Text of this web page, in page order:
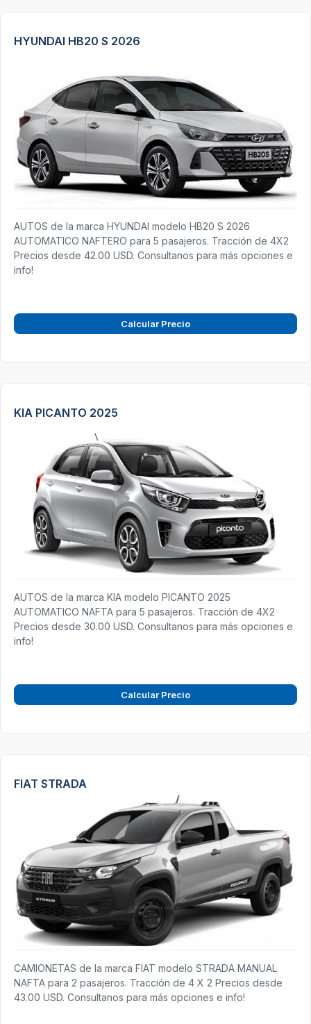
HYUNDAI HB20 S 2026
AUTOS de la marca HYUNDAI modelo HB20 S 2026
AUTOMATICO NAFTERO para 5 pasajeros. Tracción de 4X2
Precios desde 42.00 USD. Consultanos para más opciones e
info!
Calcular Precio
KIA PICANTO 2025
AUTOS de la marca KIA modelo PICANTO 2025
AUTOMATICO NAFTA para 5 pasajeros. Tracción de 4X2
Precios desde 30.00 USD. Consultanos para más opciones e
info!
Calcular Precio
FIAT STRADA
CAMIONETAS de la marca FIAT modelo STRADA MANUAL
NAFTA para 2 pasajeros. Tracción de 4 X 2 Precios desde
43.00 USD. Consultanos para más opciones e info!